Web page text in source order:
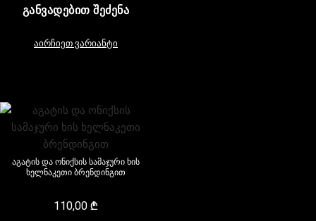
ᲒᲐᲜᲕᲐᲓᲔᲑᲘᲗ ᲨᲔᲫᲔᲜᲐ
აირჩიეთ ვარიანტი
აგატის და ონიქსის სამაჯური ხის
ხელნაკეთი ბრენდინგით
110,00₾